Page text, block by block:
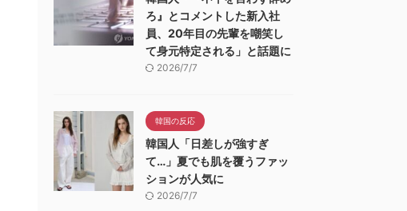
ろ』とコメントした新入社
員、20年目の先輩を嘲笑し
て身元特定される」と話題に
2026/7/7
韓国の反応
韓国人「日差しが強すぎ
て…」夏でも肌を覆うファッ
ションが人気に
2026/7/7